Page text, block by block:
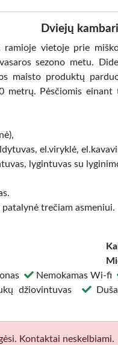
Dviejų
ramioje vietoje prie
sezono metu.
maisto produktų
metrų. Pėsčiomis
el.viryklė,
lygintuvas su
trečiam asmeniui.
Nemokamas Wi-fi
džiovintuvas
Kontaktai neskelbiami.